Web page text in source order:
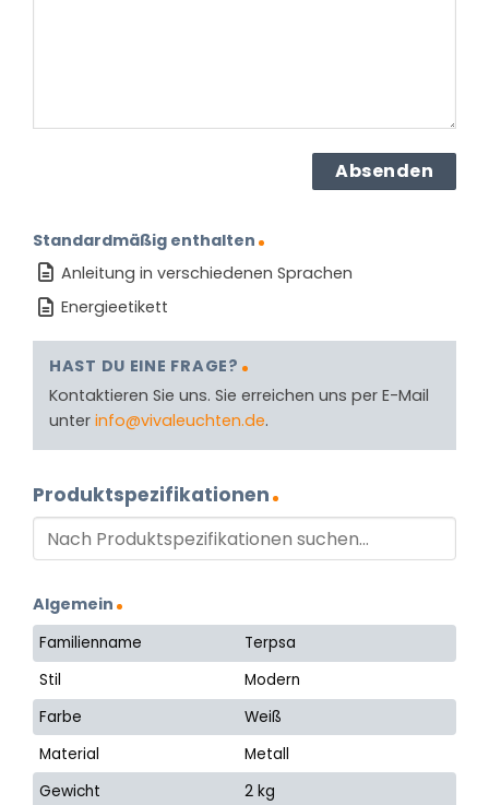
Standardmäßig enthalten
Anleitung in verschiedenen Sprachen
Energieetikett
HAST DU EINE FRAGE?
Kontaktieren Sie uns. Sie erreichen uns per E-Mail
unter info@vivaleuchten.de.
Produktspezifikationen
Algemein
Familienname
Terpsa
Stil
Modern
Farbe
Weiß
Material
Metall
Gewicht
2 kg